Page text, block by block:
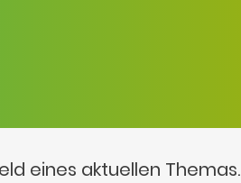
eines aktuellen Themas.